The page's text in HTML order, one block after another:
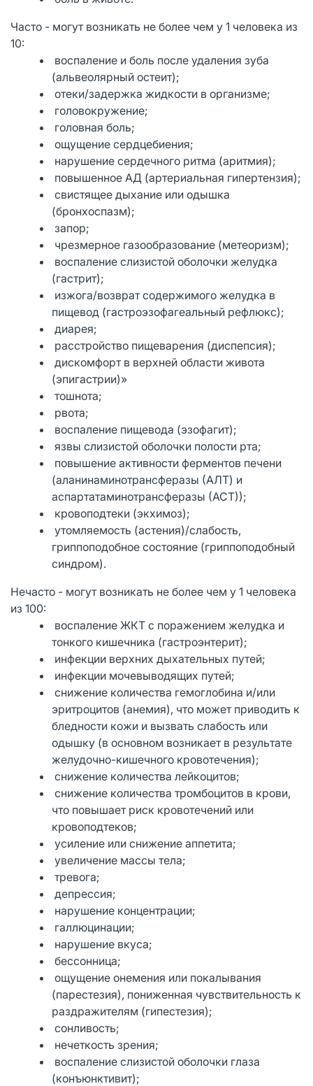
Часто - могут возникать не более чем у 1 человека из
10:
воспаление и боль после удаления зуба
(альвеолярный остеит);
отеки/задержка жидкости в организме;
головокружение;
головная боль;
ощущение сердцебиения;
нарушение сердечного ритма (аритмия);
повышенное АД (артериальная гипертензия);
свистящее дыхание или одышка
(бронхоспазм);
запор;
чрезмерное газообразование (метеоризм);
воспаление слизистой оболочки желудка
(гастрит);
изжога/возврат содержимого желудка в
пищевод (гастроэзофагеальный рефлюкс);
диарея;
расстройство пищеварения (диспепсия);
дискомфорт в верхней области живота
(эпигастрии)»
тошнота;
рвота;
воспаление пищевода (эзофагит);
язвы слизистой оболочки полости рта;
повышение активности ферментов печени
(аланинаминотрансферазы (АЛТ) и
аспартатаминотрансферазы (АСТ));
кровоподтеки (экхимоз);
утомляемость (астения)/слабость,
гриппоподобное состояние (гриппоподобный
синдром).
Нечасто - могут возникать не более чем у 1 человека
из 100:
воспаление ЖКТ с поражением желудка и
тонкого кишечника (гастроэнтерит);
инфекции верхних дыхательных путей;
инфекции мочевыводящих путей;
снижение количества гемоглобина и/или
эритроцитов (анемия), что может приводить к
бледности кожи и вызвать слабость или
одышку (в основном возникает в результате
желудочно-кишечного кровотечения);
снижение количества лейкоцитов;
снижение количества тромбоцитов в крови,
что повышает риск кровотечений или
кровоподтеков;
усиление или снижение аппетита;
увеличение массы тела;
тревога;
депрессия;
нарушение концентрации;
галлюцинации;
нарушение вкуса;
бессонница;
ощущение онемения или покалывания
(парестезия), пониженная чувствительность к
раздражителям (гипестезия);
сонливость;
нечеткость зрения;
воспаление слизистой оболочки глаза
(конъюнктивит);